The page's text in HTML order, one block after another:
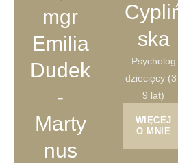
mgr
Emilia
Dudek
-
Marty
nus
ska
Psycholog
dziecięcy
9 lat)
WIĘCEJ
O MNIE